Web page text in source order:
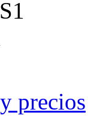
precios